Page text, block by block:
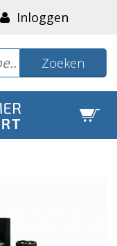
Inloggen
Zoeken